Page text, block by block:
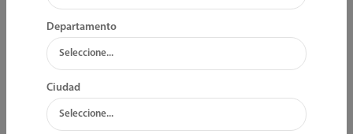
Departamento
Ciudad